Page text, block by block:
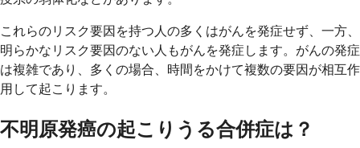
これらのリスク要因を持つ人の多くはがんを発症せず、一方、
明らかなリスク要因のない人もがんを発症します。がんの発症
は複雑であり、多くの場合、時間をかけて複数の要因が相互作
用して起こります。
不明原発癌の起こりうる合併症は？